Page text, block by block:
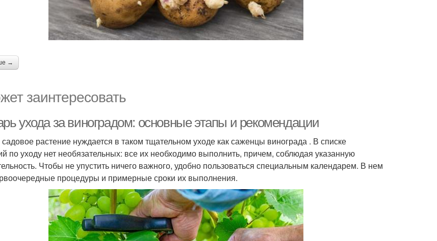
→
заинтересовать
ухода за виноградом: основные этапы и рекомендации
растение нуждается в таком тщательном уходе как саженцы винограда . В списке
по уходу нет необязательных: все их необходимо выполнить, причем, соблюдая указанную
Чтобы не упустить ничего важного, удобно пользоваться специальным календарем. В нем
процедуры и примерные сроки их выполнения.